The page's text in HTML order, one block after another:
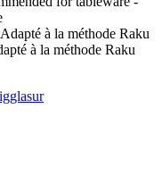
à la méthode Raku